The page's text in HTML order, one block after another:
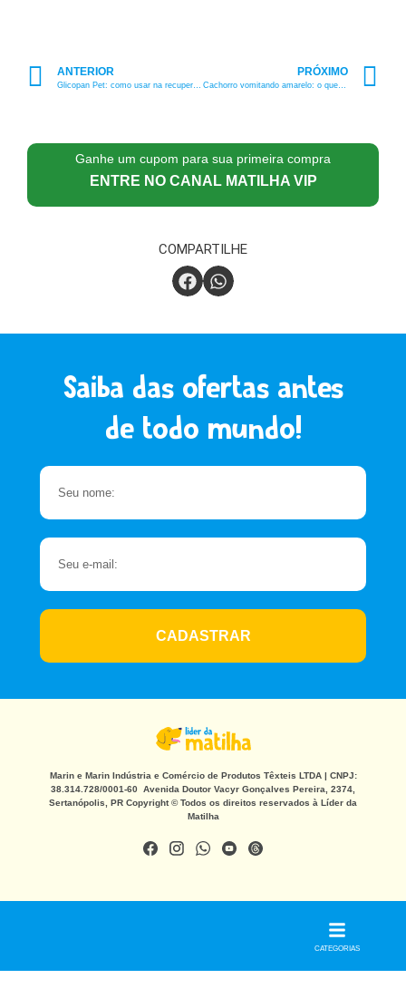
ANTERIOR
Glicopan Pet: como usar na recuperação do seu pet
PRÓXIMO
Cachorro vomitando amarelo: o que significa e como cuidar
Ganhe um cupom para sua primeira compra
ENTRE NO CANAL MATILHA VIP
COMPARTILHE
Saiba das ofertas antes
de todo mundo!
CADASTRAR
Marin e Marin Indústria e Comércio de Produtos Têxteis LTDA | CNPJ:
38.314.728/0001-60 Avenida Doutor Vacyr Gonçalves Pereira, 2374,
Sertanópolis, PR Copyright © Todos os direitos reservados à Líder da
Matilha
CATEGORIAS